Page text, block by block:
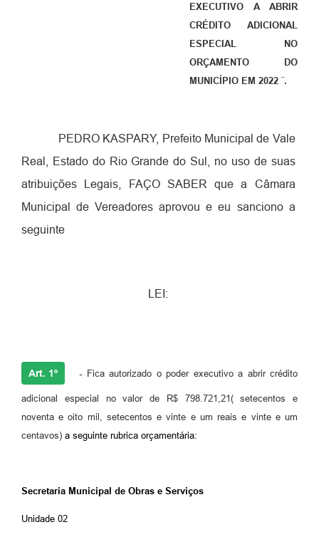
EXECUTIVO A ABRIR
CRÉDITO ADICIONAL
ESPECIAL NO
ORÇAMENTO DO
MUNICÍPIO EM 2022 ¨.
PEDRO KASPARY, Prefeito Municipal de Vale
Real, Estado do Rio Grande do Sul, no uso de suas
atribuições Legais, FAÇO SABER que a Câmara
Municipal de Vereadores aprovou e eu sanciono a
seguinte
LEI:
Art. 1º - Fica autorizado o poder executivo a abrir crédito
adicional especial no valor de R$ 798.721,21( setecentos e
noventa e oito mil, setecentos e vinte e um reais e vinte e um
centavos) a seguinte rubrica orçamentária:
Secretaria Municipal de Obras e Serviços
Unidade 02